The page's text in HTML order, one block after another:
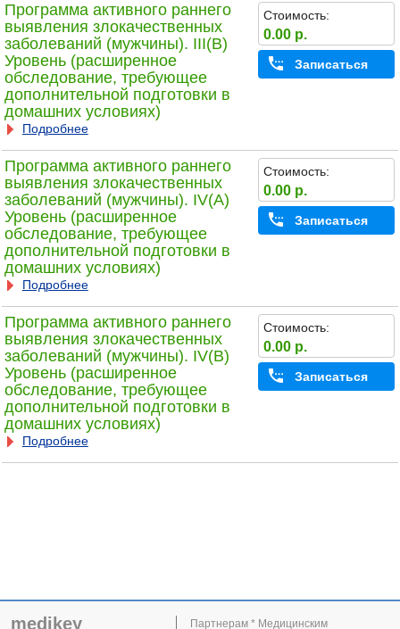
Программа активного раннего
выявления злокачественных
заболеваний (мужчины). III(B)
Уровень (расширенное
обследование, требующее
дополнительной подготовки в
домашних условиях)
Подробнее
Стоимость:
0.00 р.
Записаться
Программа активного раннего
выявления злокачественных
заболеваний (мужчины). IV(A)
Уровень (расширенное
обследование, требующее
дополнительной подготовки в
домашних условиях)
Подробнее
Стоимость:
0.00 р.
Записаться
Программа активного раннего
выявления злокачественных
заболеваний (мужчины). IV(B)
Уровень (расширенное
обследование, требующее
дополнительной подготовки в
домашних условиях)
Подробнее
Стоимость:
0.00 р.
Записаться
medikey Партнерам * Медицинским